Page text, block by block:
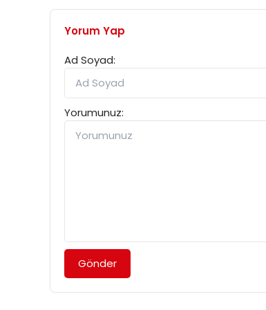
Yorum Yap
Ad Soyad:
Yorumunuz:
Gönder